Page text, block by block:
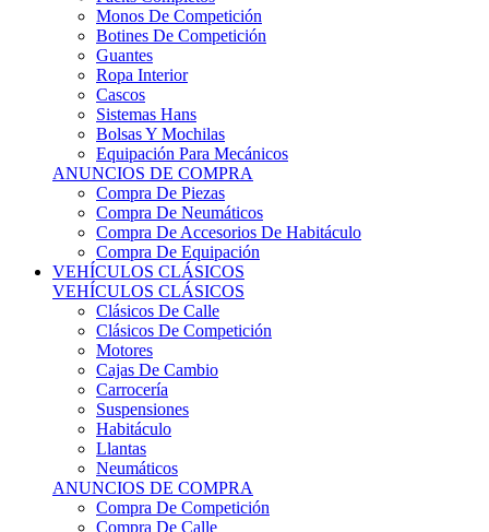
Botines De Competición
Guantes
Ropa Interior
Cascos
Sistemas Hans
Bolsas Y Mochilas
Equipación Para Mecánicos
ANUNCIOS DE COMPRA
Compra De Piezas
Compra De Neumáticos
Compra De Accesorios De Habitáculo
Compra De Equipación
VEHÍCULOS CLÁSICOS
VEHÍCULOS CLÁSICOS
Clásicos De Calle
Clásicos De Competición
Motores
Cajas De Cambio
Carrocería
Suspensiones
Habitáculo
Llantas
Neumáticos
ANUNCIOS DE COMPRA
Compra De Competición
Compra De Calle
Compra De Piezas